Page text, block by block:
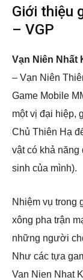
Giới thiệu
– VGP
Vạn Niên Nhất
– Vạn Niên
Game Mobile
một vị đại hiệp,
Chủ Thiên Hạ
vật có khả
sinh của mình).
Nhiệm vụ trong
xông pha trận
những người
Như các tựa
Van Nien Nhat